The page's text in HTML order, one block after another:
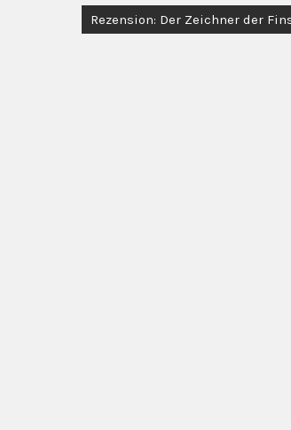
Beitragsnavigation
Rezension: Der Zeichner der